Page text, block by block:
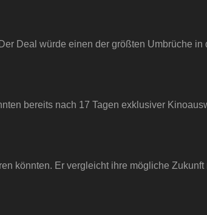
Deal würde einen der größten Umbrüche in
bereits nach 17 Tagen exklusiver
könnten. Er vergleicht ihre mögliche Zukunft